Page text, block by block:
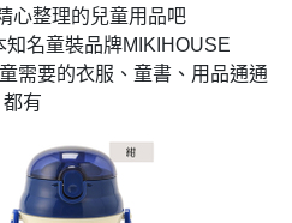
心整理的兒童用品吧
名童裝品牌MIKIHOUSE
需要的衣服、童書、用品通通
都有